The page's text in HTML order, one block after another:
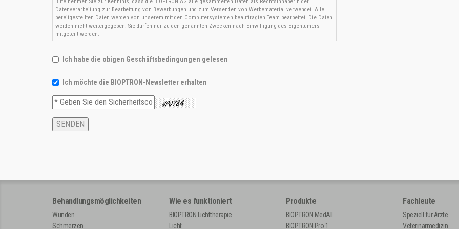
Datenverarbeitung zur Bearbeitung von Bewerbungen und zum Versenden von Werbematerial verwendet. Alle
bereitgestellten Daten werden von unserem mit den Computersystemen beauftragten Team bearbeitet. Die Daten
werden nicht weitergegeben. Sie dürfen nur zu den genannten Zwecken nach Einwilligung des Eigentümers
mitgeteilt werden.
Ich habe die obigen Geschäftsbedingungen gelesen
Ich möchte die BIOPTRON-Newsletter erhalten
Behandlungsmöglichkeiten
Wunden
Schmerzen
Wie es funktioniert
BIOPTRON Lichttherapie
Licht
Produkte
BIOPTRON MedAll
BIOPTRON Pro 1
Fachleute
Speziell für Ärzte
Veterinärmedizin